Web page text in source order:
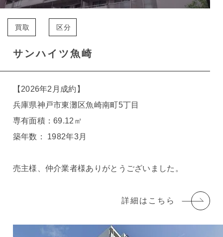
買取 区分
サンハイツ魚崎
【2026年2月成約】
兵庫県神戸市東灘区魚崎南町5丁目
専有面積：69.12㎡
築年数： 1982年3月
売主様、仲介業者様ありがとうございました。
詳細はこちら